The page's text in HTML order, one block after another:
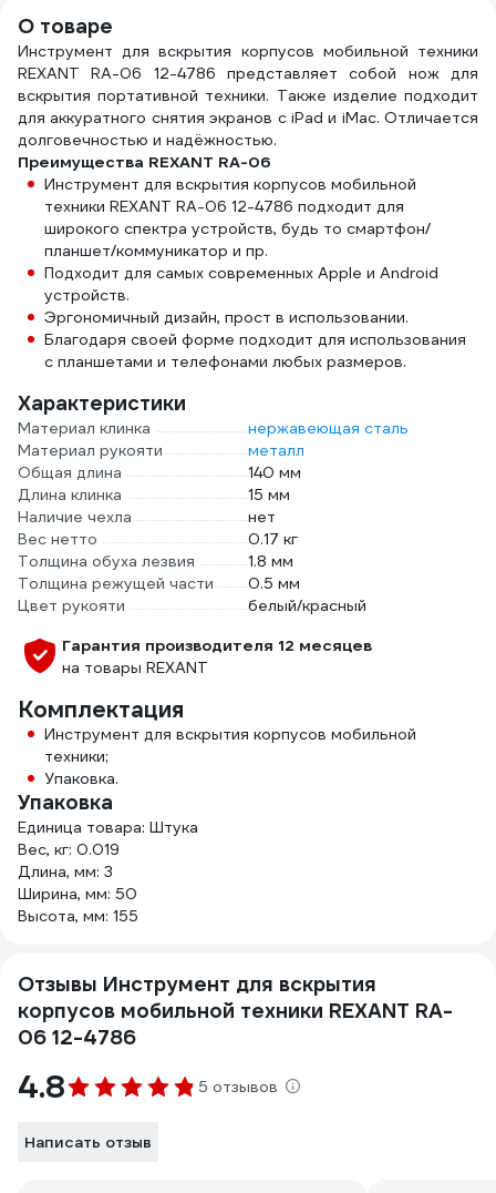
О товаре
Инструмент для вскрытия корпусов мобильной техники
REXANT RA-06 12-4786 представляет собой нож для
вскрытия портативной техники. Также изделие подходит
для аккуратного снятия экранов с iPad и iMac. Отличается
долговечностью и надёжностью.
Преимущества REXANT RA-06
Инструмент для вскрытия корпусов мобильной
техники REXANT RA-06 12-4786 подходит для
широкого спектра устройств, будь то смартфон/
планшет/коммуникатор и пр.
Подходит для самых современных Apple и Android
устройств.
Эргономичный дизайн, прост в использовании.
Благодаря своей форме подходит для использования
с планшетами и телефонами любых размеров.
Характеристики
Материал клинка
нержавеющая сталь
Материал рукояти
металл
Общая длина
140 мм
Длина клинка
15 мм
Наличие чехла
нет
Вес нетто
0.17 кг
Толщина обуха лезвия
1.8 мм
Толщина режущей части
0.5 мм
Цвет рукояти
белый/красный
Гарантия производителя 12 месяцев
на товары REXANT
Комплектация
Инструмент для вскрытия корпусов мобильной
техники;
Упаковка.
Упаковка
Единица товара: Штука
Вес, кг: 0.019
Длина, мм: 3
Ширина, мм: 50
Высота, мм: 155
Отзывы Инструмент для вскрытия
корпусов мобильной техники REXANT RA-
06 12-4786
4.8 5 отзывов
Написать отзыв